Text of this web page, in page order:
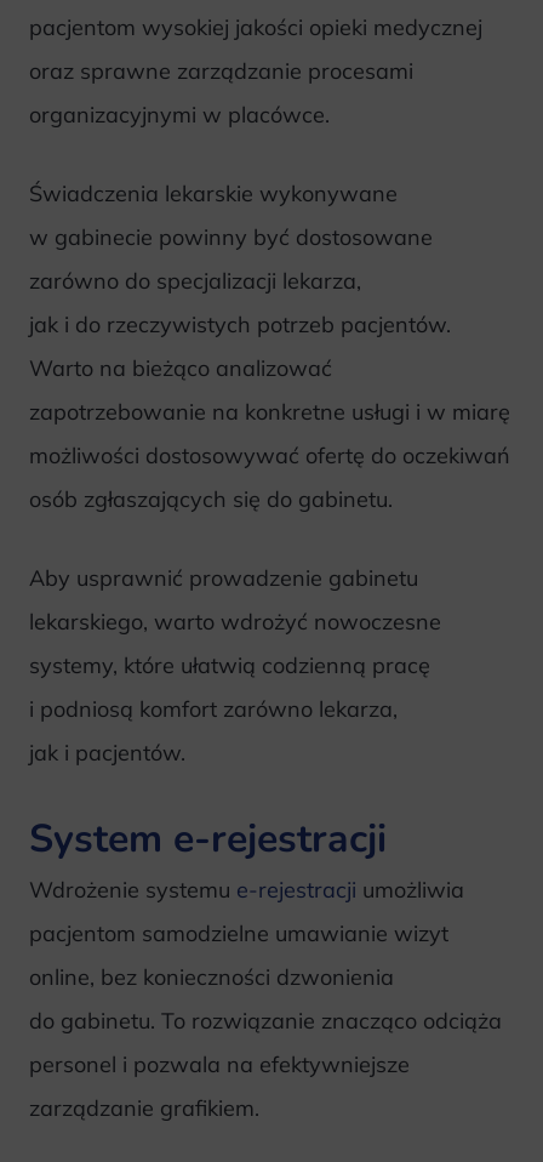
pacjentom wysokiej jakości opieki medycznej
oraz sprawne zarządzanie procesami
organizacyjnymi w placówce.
Świadczenia lekarskie wykonywane
w gabinecie powinny być dostosowane
zarówno do specjalizacji lekarza,
jak i do rzeczywistych potrzeb pacjentów.
Warto na bieżąco analizować
zapotrzebowanie na konkretne usługi i w miarę
możliwości dostosowywać ofertę do oczekiwań
osób zgłaszających się do gabinetu.
Aby usprawnić prowadzenie gabinetu
lekarskiego, warto wdrożyć nowoczesne
systemy, które ułatwią codzienną pracę
i podniosą komfort zarówno lekarza,
jak i pacjentów.
System e-rejestracji
Wdrożenie systemu e-rejestracji umożliwia
pacjentom samodzielne umawianie wizyt
online, bez konieczności dzwonienia
do gabinetu. To rozwiązanie znacząco odciąża
personel i pozwala na efektywniejsze
zarządzanie grafikiem.